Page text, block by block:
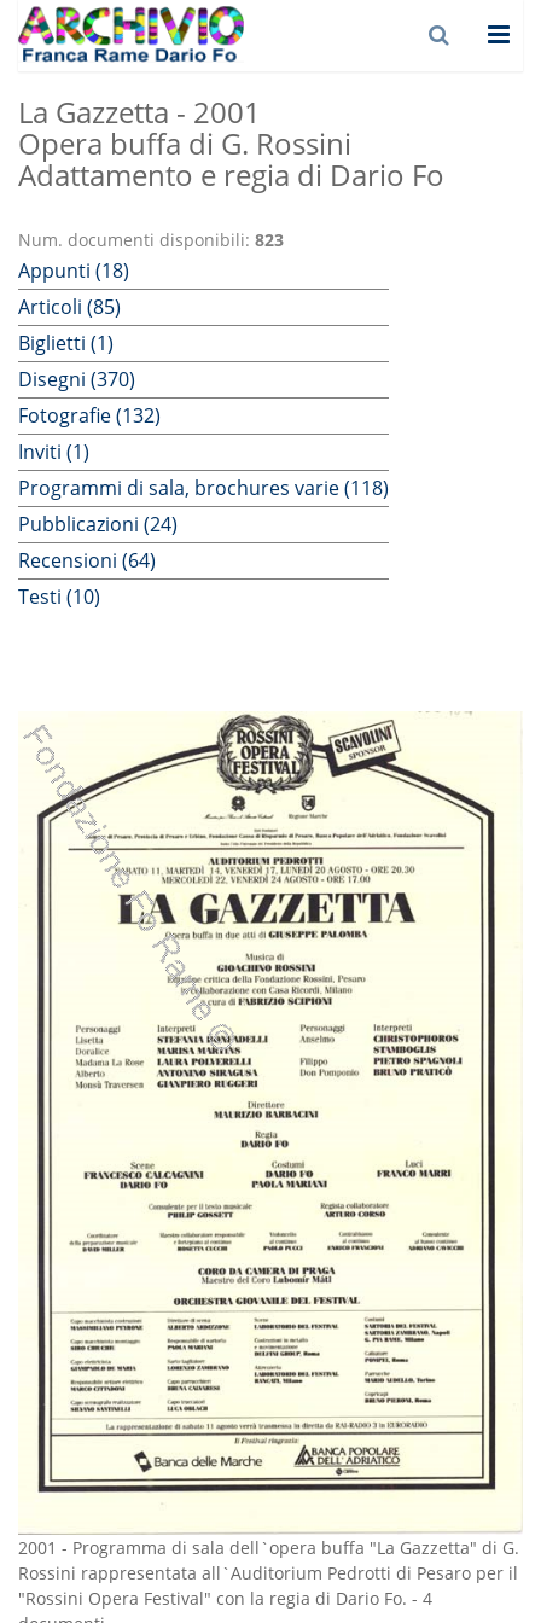
La Gazzetta - 2001
Opera buffa di G. Rossini
Adattamento e regia di Dario Fo
Num. documenti disponibili: 823
Appunti (18)
Articoli (85)
Biglietti (1)
Disegni (370)
Fotografie (132)
Inviti (1)
Programmi di sala, brochures varie (118)
Pubblicazioni (24)
Recensioni (64)
Testi (10)
2001 - Programma di sala dell`opera buffa "La Gazzetta" di G.
Rossini rappresentata all`Auditorium Pedrotti di Pesaro per il
"Rossini Opera Festival" con la regia di Dario Fo. - 4